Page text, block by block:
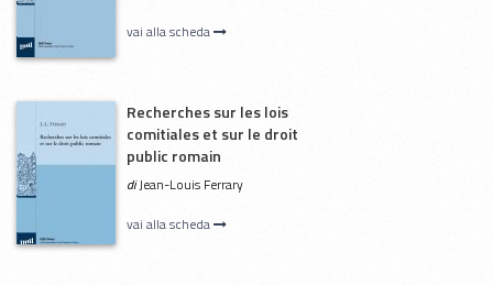
vai alla scheda
Recherches sur les lois
comitiales et sur le droit
public romain
diJean-Louis Ferrary
vai alla scheda